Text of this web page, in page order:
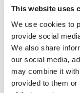
This website uses
We use cookies to
provide social
We also share
our social media,
may combine it
provided to them
ingeniería— que
conforme a los
(FAR/CS 25.853).
Nuestros materiales
incluso en
durabilidad,